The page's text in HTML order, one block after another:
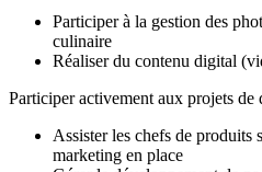
Participer à la gestion des
culinaire
Réaliser du contenu digital
Participer activement aux projets
Assister les chefs de produits
marketing en place